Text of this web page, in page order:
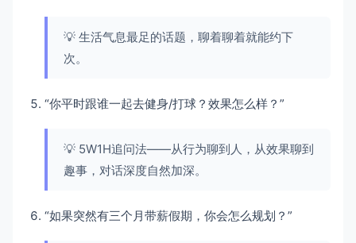
💡 生活气息最足的话题，聊着聊着就能约下
次。
“你平时跟谁一起去健身/打球？效果怎么样？”
💡 5W1H追问法——从行为聊到人，从效果聊到
趣事，对话深度自然加深。
“如果突然有三个月带薪假期，你会怎么规划？”